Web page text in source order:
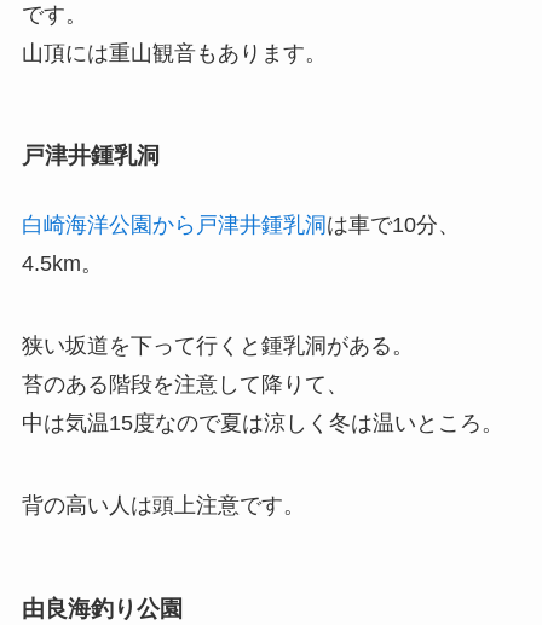
です。
山頂には重山観音もあります。
戸津井鍾乳洞
白崎海洋公園から戸津井鍾乳洞 は車で10分、
4.5km。
狭い坂道を下って行くと鍾乳洞がある。
苔のある階段を注意して降りて、
中は気温15度なので夏は涼しく冬は温いところ。
背の高い人は頭上注意です。
由良海釣り公園